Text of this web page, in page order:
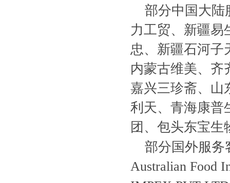
部分中国大陆
力工贸、新疆易
忠、新疆石河子
内蒙古维美、齐
嘉兴三珍斋、山
利天、青海康普
团、包头东宝
部分国外服务
Australian Food